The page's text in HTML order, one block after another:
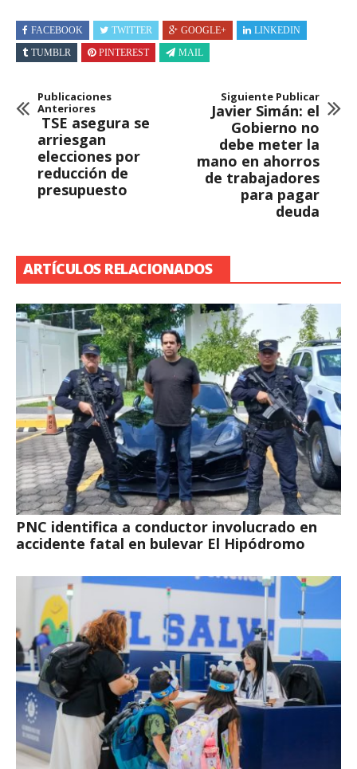
FACEBOOK TWITTER GOOGLE+
LINKEDIN
TUMBLR
PINTEREST MAIL
Publicaciones
Anteriores
TSE asegura se
arriesgan
elecciones por
reducción de
presupuesto
Siguiente Publicar
Javier Simán: el
Gobierno no
debe meter la
mano en ahorros
de trabajadores
para pagar
deuda
ARTÍCULOS RELACIONADOS
PNC identifica a conductor involucrado en
accidente fatal en bulevar El Hipódromo